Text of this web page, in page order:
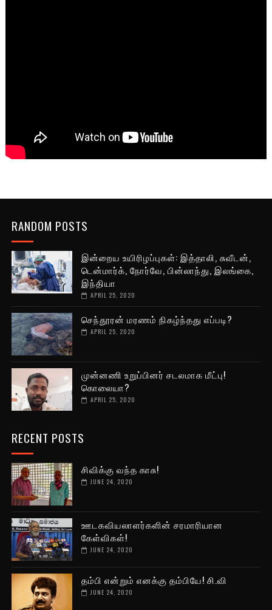
RANDOM POSTS
இன்றைய உயிரிழப்புகள்: இத்தாலி, சுவீடன்,
டென்மார்க், நோர்வே, பின்லாந்து, இலங்கை,
இந்தியா
APRIL 25, 2020
செந்தூரன் மரணம் நிகழ்ந்தது எப்படி?
APRIL 25, 2020
முன்னணி உறுப்பினர் சடலமாக மீட்பு!
கொலையா?
APRIL 25, 2020
RECENT POSTS
சிவிக்கு வந்த காசு!
JUNE 24, 2020
ஊடகவியலாளர்களின் சரமாரியான
கேள்விகள்!
JUNE 24, 2020
தம்பி என்றும் எனக்கு தம்பியே! சி.வி
JUNE 24, 2020